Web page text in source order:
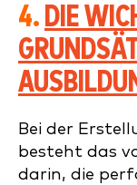
4. DIE
Bei der
besteht das
darin, die